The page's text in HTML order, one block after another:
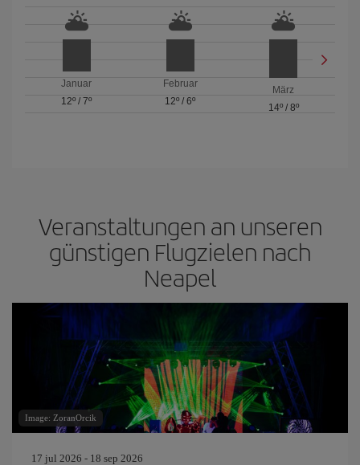
Januar
12º /7º
Februar
12º / 6º
März
14º/ 8º
Veranstaltungen an unseren
günstigen Flugzielen nach
Neapel
Image: ZoranOrcik
17 jul 2026 - 18 sep 2026